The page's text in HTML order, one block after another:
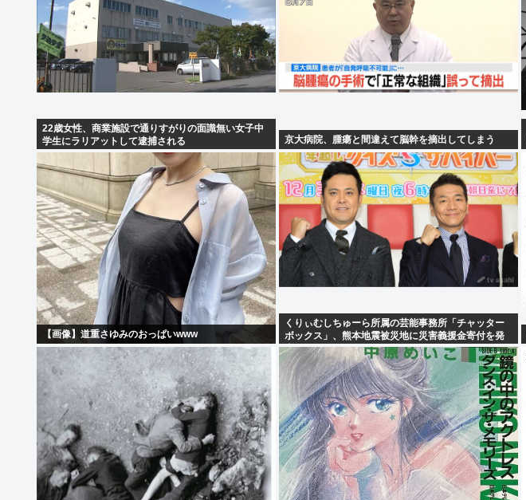
22歳女性、商業施設で通りすがりの面識無い女子中
学生にラリアットして逮捕される
京大病院、腫瘍と間違えて脳幹を摘出してしまう
【画像】道重さゆみのおっぱいwww
くりぃむしちゅーら所属の芸能事務所「チャッター
ボックス」、熊本地震被災地に災害義援金寄付を発
表